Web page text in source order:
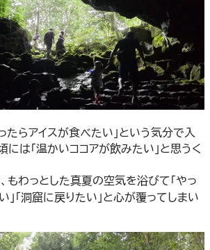
たらアイスが食べたい」という気分で入
には「温かいココアが飲みたい」と思うく
もわっとした真夏の空気を浴びて「やっ
」「洞窟に戻りたい」と心が覆ってしまい